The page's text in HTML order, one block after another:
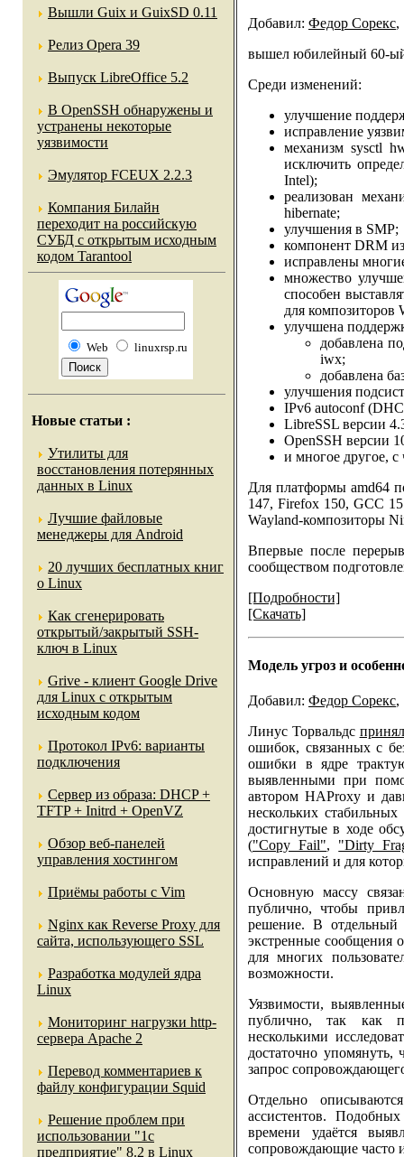
Вышли Guix и GuixSD 0.11
Релиз Opera 39
Выпуск LibreOffice 5.2
В OpenSSH обнаружены и
устранены некоторые
уязвимости
Эмулятор FCEUX 2.2.3
Компания Билайн
переходит на российскую
СУБД с открытым исходным
кодом Tarantool
Web linuxrsp.ru
Новые статьи :
Утилиты для
восстановления потерянных
данных в Linux
Лучшие файловые
менеджеры для Android
20 лучших бесплатных книг
о Linux
Как сгенерировать
открытый/закрытый SSH-
ключ в Linux
Grive - клиент Google Drive
для Linux с открытым
исходным кодом
Протокол IPv6: варианты
подключения
Сервер из образа: DHCP +
TFTP + Initrd + OpenVZ
Обзор веб-панелей
управления хостингом
Приёмы работы с Vim
Nginx как Reverse Proxy для
сайта, использующего SSL
Разработка модулей ядра
Linux
Мониторинг нагрузки http-
сервера Apache 2
Перевод комментариев к
файлу конфигурации Squid
Решение проблем при
использовании "1c
предприятие" 8.2 в Linux
Добавил: Федор Сорекс,
вышел юбилейный 60-
Среди изменений:
улучшение
исправление
механизм sysctl
исключить
Intel);
реализован
hibernate;
улучшения в SMP;
компонент DRM
исправлены
множество
способен
для композиторов
улучшена
добавлена
iwx;
добавлена
улучшения
IPv6 autoconf
LibreSSL версии
OpenSSH версии
и многое другое, с
Для платформы amd64
147, Firefox 150, GCC
Wayland-композиторы
Впервые после
сообществом
[Подробности]
[Скачать]
Модель угроз и
Добавил: Федор Сорекс,
Линус Торвальдс принял
ошибок, связанных с
ошибки в ядре
выявленными при
автором HAProxy и
нескольких
достигнутые в ходе
("Copy Fail", "Dirty
исправлений и для
Основную массу
публично, чтобы
решение. В отдельный
экстренные сообщения
для многих
возможности.
Уязвимости,
публично, так как
несколькими
достаточно
запрос
Отдельно
ассистентов.
времени удаётся
сопровождающие часто